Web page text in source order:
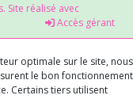
Site réalisé avec
Accès gérant
optimale sur le site, nous
le bon fonctionnement
Certains tiers utilisent